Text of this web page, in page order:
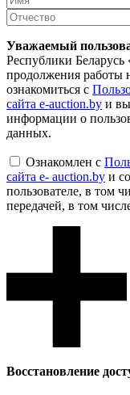
Уважаемый
Республики
продолжения работы
ознакомиться с
сайта e-auction.by и
информации о
данных.
Ознакомлен с
сайта e- auction.by и
пользователе, в том
передачей, в том
Восcтановление